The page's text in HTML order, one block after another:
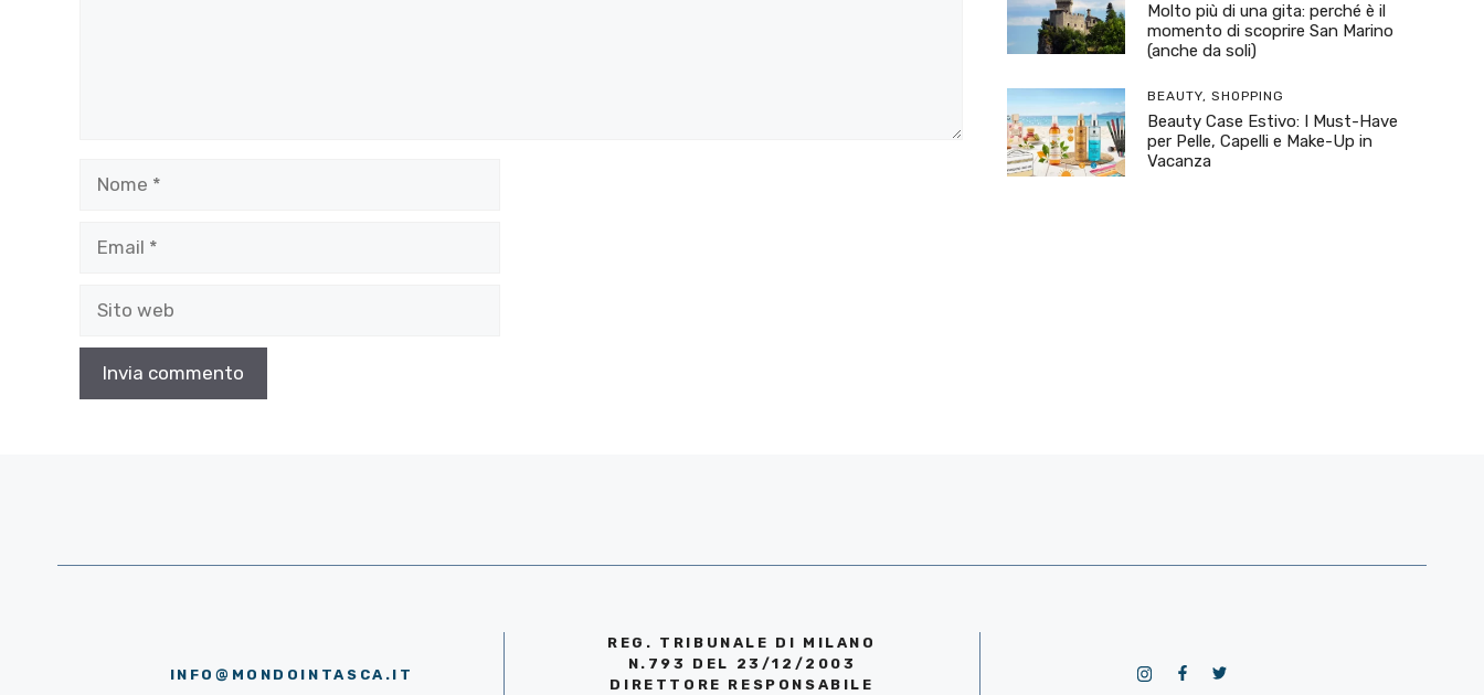
Molto più di una gita: perché è il
momento di scoprire San Marino
(anche da soli)
BEAUTY, SHOPPING
Beauty Case Estivo: I Must-Have
per Pelle, Capelli e Make-Up in
Vacanza
INFO@MONDOINTASCA.IT
REG. TRIBUNALE DI MILANO
N.793 DEL 23/12/2003
DIRETTORE RESPONSABILE